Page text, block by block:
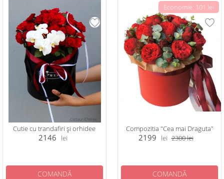
Cutie cu trandafiri și orhidee
2146 lei
COMANDĂ
Economie: 101 lei
Compozitia "Cea mai Draguta"
2199 lei 2300lei
COMANDĂ